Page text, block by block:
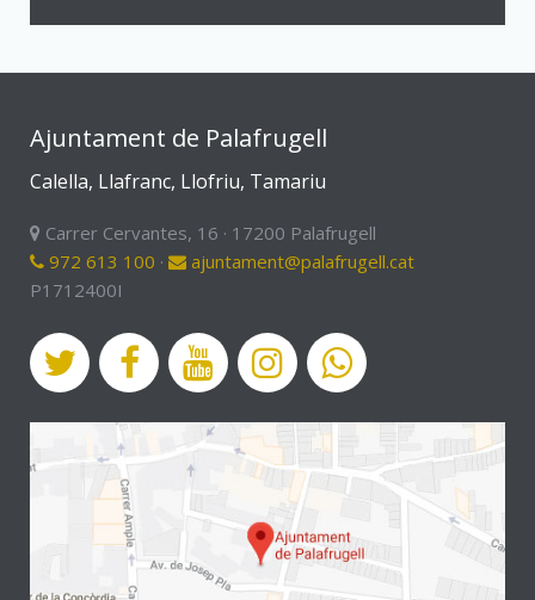
Ajuntament de Palafrugell
Calella, Llafranc, Llofriu, Tamariu
Carrer Cervantes, 16 · 17200 Palafrugell
972 613 100 ·
ajuntament@palafrugell.cat
P1712400I